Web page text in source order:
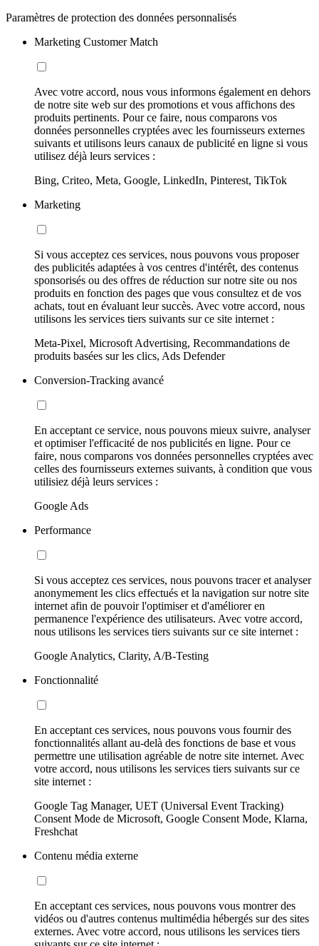
Paramètres de protection des données personnalisés
Marketing Customer Match
Avec votre accord, nous vous informons également en dehors
de notre site web sur des promotions et vous affichons des
produits pertinents. Pour ce faire, nous comparons vos
données personnelles cryptées avec les fournisseurs externes
suivants et utilisons leurs canaux de publicité en ligne si vous
utilisez déjà leurs services :
Bing, Criteo, Meta, Google, LinkedIn, Pinterest, TikTok
Marketing
Si vous acceptez ces services, nous pouvons vous proposer
des publicités adaptées à vos centres d'intérêt, des contenus
sponsorisés ou des offres de réduction sur notre site ou nos
produits en fonction des pages que vous consultez et de vos
achats, tout en évaluant leur succès. Avec votre accord, nous
utilisons les services tiers suivants sur ce site internet :
Meta-Pixel, Microsoft Advertising, Recommandations de
produits basées sur les clics, Ads Defender
Conversion-Tracking avancé
En acceptant ce service, nous pouvons mieux suivre, analyser
et optimiser l'efficacité de nos publicités en ligne. Pour ce
faire, nous comparons vos données personnelles cryptées avec
celles des fournisseurs externes suivants, à condition que vous
utilisiez déjà leurs services :
Google Ads
Performance
Si vous acceptez ces services, nous pouvons tracer et analyser
anonymement les clics effectués et la navigation sur notre site
internet afin de pouvoir l'optimiser et d'améliorer en
permanence l'expérience des utilisateurs. Avec votre accord,
nous utilisons les services tiers suivants sur ce site internet :
Google Analytics, Clarity, A/B-Testing
Fonctionnalité
En acceptant ces services, nous pouvons vous fournir des
fonctionnalités allant au-delà des fonctions de base et vous
permettre une utilisation agréable de notre site internet. Avec
votre accord, nous utilisons les services tiers suivants sur ce
site internet :
Google Tag Manager, UET (Universal Event Tracking)
Consent Mode de Microsoft, Google Consent Mode, Klarna,
Freshchat
Contenu média externe
En acceptant ces services, nous pouvons vous montrer des
vidéos ou d'autres contenus multimédia hébergés sur des sites
externes. Avec votre accord, nous utilisons les services tiers